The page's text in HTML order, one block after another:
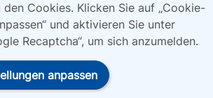
den Cookies. Klicken Sie auf „Cookie-
und aktivieren Sie unter
Recaptcha“, um sich anzumelden.
anpassen